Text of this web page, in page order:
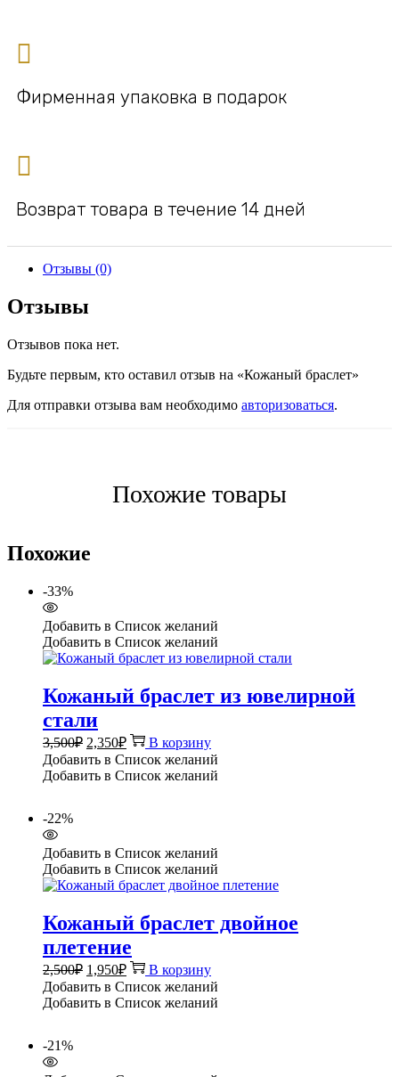
Фирменная упаковка в подарок
Возврат товара в течение 14 дней
Отзывы (0)
Отзывы
Отзывов пока нет.
Будьте первым, кто оставил отзыв на «Кожаный браслет»
Для отправки отзыва вам необходимо авторизоваться.
Похожие товары
Похожие
-33%
Добавить в Список желаний
Добавить в Список желаний
Кожаный браслет из ювелирной
стали
3,500₽ Первоначальная
цена
составляла
2,350₽Текущая
цена:
2,350₽.
В корзину
Добавить в Список желаний
Добавить в Список желаний
-22%
Добавить в Список желаний
Добавить в Список желаний
Кожаный браслет двойное
плетение
2,500₽ Первоначальная
цена
составляла
1,950₽Текущая
цена:
1,950₽.
В корзину
Добавить в Список желаний
Добавить в Список желаний
-21%